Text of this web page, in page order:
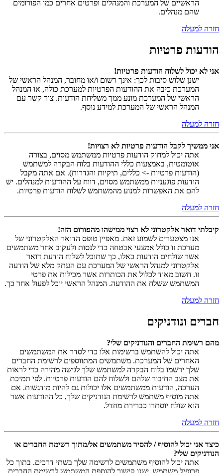
הראשיים של המערכת והמנהלים ופרטים אחרים כמו הפורומים
שהם מנהלים.
חזרה למעלה
הודעות פרטיות
אני לא יכול לשלוח הודעות פרטיות!
ישנן שלוש סיבות לכך: אינך רשום ו/או מחובר, המנהל הראשי של
המערכת כיבה את ההודעות הפרטיות למערכת כולה, או המנהל
הראשי של המערכת מונע ממך משליחת הודעות. צור קשר עם
המנהל הראשי של המערכת למידע נוסף.
חזרה למעלה
אני ממשיך לקבל הודעות פרטיות לא רצויות!
אתה יכול למחוק הודעות פרטיות ממשתמש מסוים, בצורה
אוטומטית, באמצעות כללי ההודעות בלוח הבקרה למשתמש
(הודעות פרטיות -> כללים, תיקיות והגדרות). אם אתה מקבל
הודעות פוגעניות ממשתמש מסוים, דווח על ההודעות למנהלים. יש
להם את האפשרות למנוע מהמשתמש לשלוח הודעות פרטיות.
חזרה למעלה
קיבלתי דואר אלקטרוני לא רצוי ממישהו מהפורום הזה!
אנו מצטערים לשמוע זאת. מאפיין טופס הדואר האלקטרוני של
מערכת זו כולל אמצעי אבטחה כדי לנסות ולעקוב אחר משתמשים
אשר שולחים הודעות כאלו, כך שתוכל לשלוח הודעת דואר
אלקטרוני למנהל הראשי של המערכת עם העתק מלא של הודעה
זו. חשוב מאוד לכלול את הכותרות אשר מכילות את פרטי
המשתמש ששלח את ההודעה. המנהל הראשי יוכל לפעול אחר כך.
חזרה למעלה
חברים ונודניקים
מהם רשימת החברים והנודניקים שלי?
אתה יכול להשתמש ברשימות אלו כדי לסדר את המשתמשים
האחרים של המערכת. משתמשים המתווספים לרשימת החברים
שלך ירשמו בלוח הבקרה למשתמש שלך לגישה מהירה כדי לראות
את מצב החיבור שלהם ולשלוח להם הודעות פרטיות. לפי תמיכת
הערכה, הודעות ממשתמשים אלו יכולות גם להיות מודגשות. אם
אתה מוסיף משתמש לרשימת הנודניקים שלך, כל ההודעות אשר
הוא שולח יוסתרו כברירת מחדל.
חזרה למעלה
כיצד אני יכול להוסיף / להסיר משתמשים אל/מתוך רשימת החברים או
הנודניקים שלי?
אתה יכול להוסיף משתמשים לרשימה שלך בשתי דרכים. בתוך כל
פרופיל משתמש, ישנו קישור להוספת המשתמש לרשימת החברים